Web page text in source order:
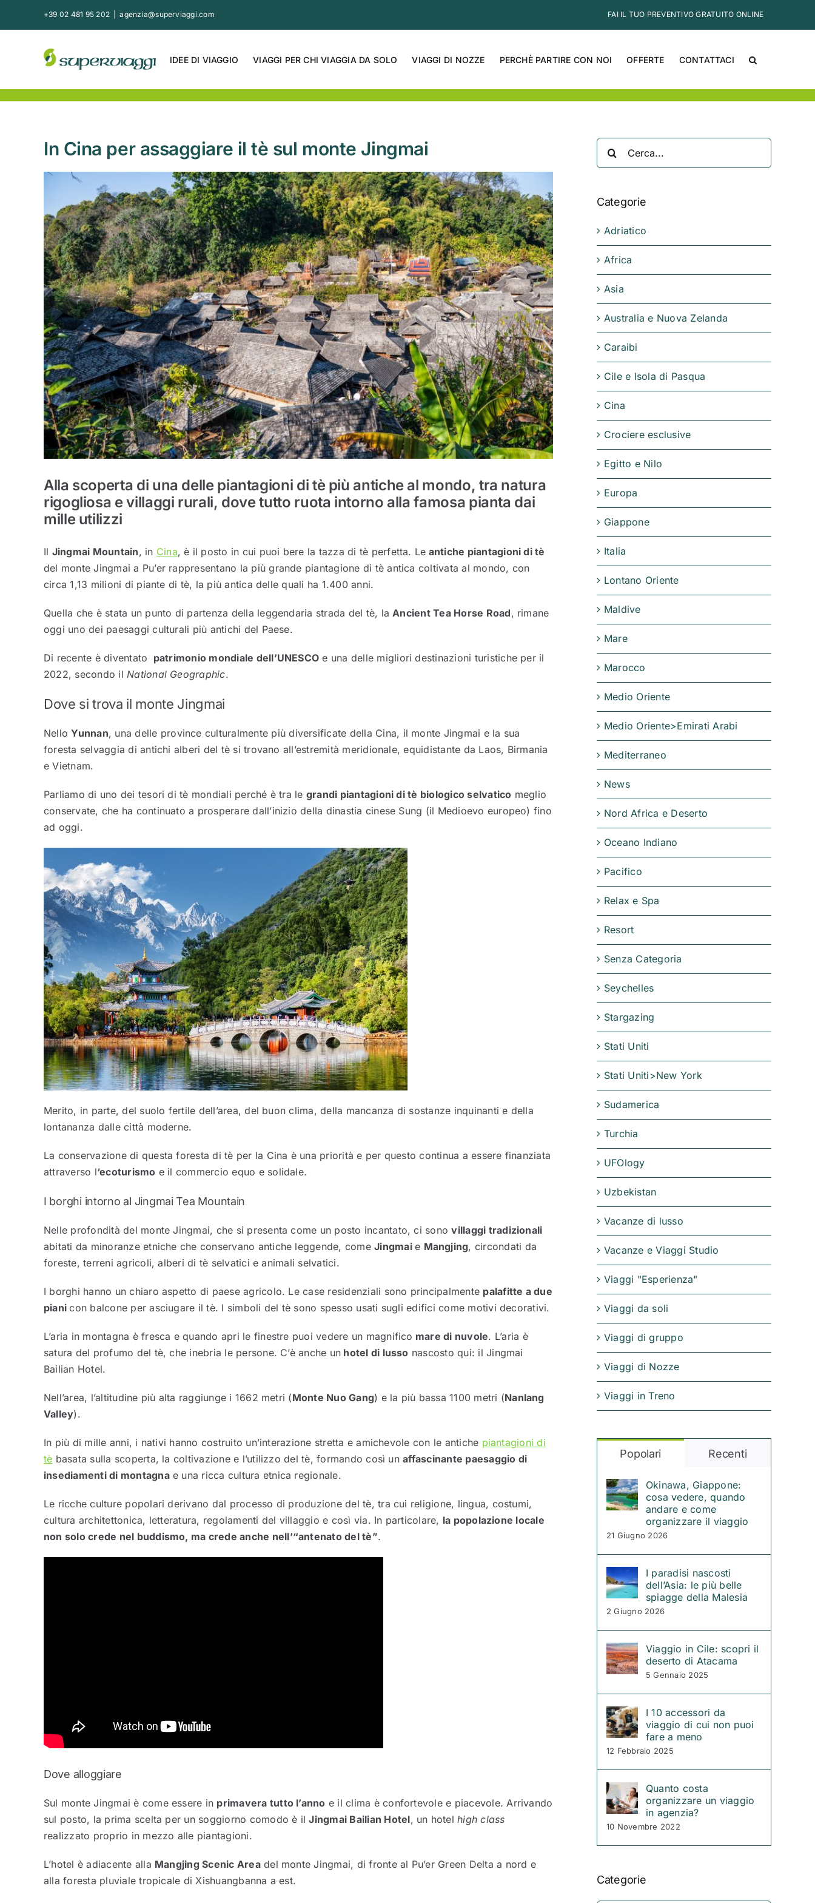
+39 02 481 95 202 agenzia@superviaggi.com FAI IL TUO PREVENTIVO GRATUITO ONLINE
IDEE DI VIAGGIO VIAGGI PER CHI VIAGGIA DA SOLO VIAGGI DI NOZZE PERCHÈ PARTIRE CON NOI OFFERTE CONTATTACI
In Cina per assaggiare il tè sul monte Jingmai
Ingrandisci
Alla scoperta di una delle piantagioni di tè più antiche al mondo, tra natura
rigogliosa e villaggi rurali, dove tutto ruota intorno alla famosa pianta dai
mille utilizzi
Il Jingmai Mountain, in Cina, è il posto in cui puoi bere la tazza di tè perfetta. Le antiche piantagioni di tè
del monte Jingmai a Pu’er rappresentano la più grande piantagione di tè antica coltivata al mondo, con
circa 1,13 milioni di piante di tè, la più antica delle quali ha 1.400 anni.
Quella che è stata un punto di partenza della leggendaria strada del tè, laAncient Tea Horse Road, rimane
oggi uno dei paesaggi culturali più antichi del Paese.
Di recente è diventato patrimonio mondiale dell’UNESCO e una delle migliori destinazioni turistiche per il
2022, secondo ilNational Geographic.
Dove si trova il monte Jingmai
NelloYunnan, una delle province culturalmente più diversificate della Cina, il monte Jingmai e la sua
foresta selvaggia di antichi alberi del tè si trovano all’estremità meridionale, equidistante da Laos, Birmania
e Vietnam.
Parliamo di uno dei tesori di tè mondiali perché è tra le grandi piantagioni di tè biologico selvatico meglio
conservate, che ha continuato a prosperare dall’inizio della dinastia cinese Sung (il Medioevo europeo) fino
ad oggi.
Merito, in parte, del suolo fertile dell’area, del buon clima, della mancanza di sostanze inquinanti e della
lontananza dalle città moderne.
La conservazione di questa foresta di tè per la Cina è una priorità e per questo continua a essere finanziata
attraverso l‘ecoturismo e il commercio equo e solidale.
I borghi intorno al Jingmai Tea Mountain
Nelle profondità del monte Jingmai, che si presenta come un posto incantato, ci sonovillaggi tradizionali
abitati da minoranze etniche che conservano antiche leggende, comeJingmaie Mangjing, circondati da
foreste, terreni agricoli, alberi di tè selvatici e animali selvatici.
I borghi hanno un chiaro aspetto di paese agricolo. Le case residenziali sono principalmente palafitte a due
pianicon balcone per asciugare il tè. I simboli del tè sono spesso usati sugli edifici come motivi decorativi.
L’aria in montagna è fresca e quando apri le finestre puoi vedere un magnifico mare di nuvole. L’aria è
satura del profumo del tè, che inebria le persone. C’è anche un hotel di lusso nascosto qui: il Jingmai
Bailian Hotel.
Nell’area, l’altitudine più alta raggiunge i 1662 metri (Monte Nuo Gang) e la più bassa 1100 metri (Nanlang
Valley).
In più di mille anni, i nativi hanno costruito un’interazione stretta e amichevole con le antiche piantagioni di
tè basata sulla scoperta, la coltivazione e l’utilizzo del tè, formando così unaffascinante paesaggio di
insediamenti di montagnae una ricca cultura etnica regionale.
Le ricche culture popolari derivano dal processo di produzione del tè, tra cui religione, lingua, costumi,
cultura architettonica, letteratura, regolamenti del villaggio e così via. In particolare, la popolazione locale
non solo crede nel buddismo, ma crede anche nell’“antenato del tè”.
Dove alloggiare
Sul monte Jingmai è come essere in primavera tutto l’anno e il clima è confortevole e piacevole. Arrivando
sul posto, la prima scelta per un soggiorno comodo è ilJingmai Bailian Hotel, un hotelhigh class
realizzato proprio in mezzo alle piantagioni.
L’hotel è adiacente alla Mangjing Scenic Areadel monte Jingmai, di fronte al Pu’er Green Delta a nord e
alla foresta pluviale tropicale di Xishuangbanna a est.
Categorie
Adriatico
Africa
Asia
Australia e Nuova Zelanda
Caraibi
Cile e Isola di Pasqua
Cina
Crociere esclusive
Egitto e Nilo
Europa
Giappone
Italia
Lontano Oriente
Maldive
Mare
Marocco
Medio Oriente
Medio Oriente>Emirati Arabi
Mediterraneo
News
Nord Africa e Deserto
Oceano Indiano
Pacifico
Relax e Spa
Resort
Senza Categoria
Seychelles
Stargazing
Stati Uniti
Stati Uniti>New York
Sudamerica
Turchia
UFOlogy
Uzbekistan
Vacanze di lusso
Vacanze e Viaggi Studio
Viaggi "Esperienza"
Viaggi da soli
Viaggi di gruppo
Viaggi di Nozze
Viaggi in Treno
Popolari Recenti
Okinawa, Giappone:
cosa vedere, quando
andare e come
organizzare il viaggio
21 Giugno 2026
I paradisi nascosti
dell’Asia: le più belle
spiagge della Malesia
2 Giugno 2026
Viaggio in Cile: scopri il
deserto di Atacama
5 Gennaio 2025
I 10 accessori da
viaggio di cui non puoi
fare a meno
12 Febbraio 2025
Quanto costa
organizzare un viaggio
in agenzia?
10 Novembre 2022
Categorie